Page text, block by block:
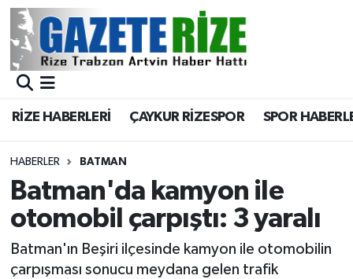
RİZE HABERLERİ ÇAYKUR RİZESPOR SPOR
HABERLER BATMAN
Batman'da kamyon ile
otomobil çarpıştı: 3 yaralı
Batman'ın Beşiri ilçesinde kamyon ile otomobilin
çarpışması sonucu meydana gelen trafik
BÖLGEMİZ
Asayiş
Rize Jandarma Komutanlığı
Bilim Teknoloji
Merkez Nöbetçi Eczaneler
Merkez Trafik Yoğunluk Haritası
Süper Lig Puan Durumu ve Fikstür
Tüm Manşetler
Son Dakika Haberleri